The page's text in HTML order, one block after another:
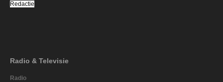
Redactie
Radio & Televisie
Radio